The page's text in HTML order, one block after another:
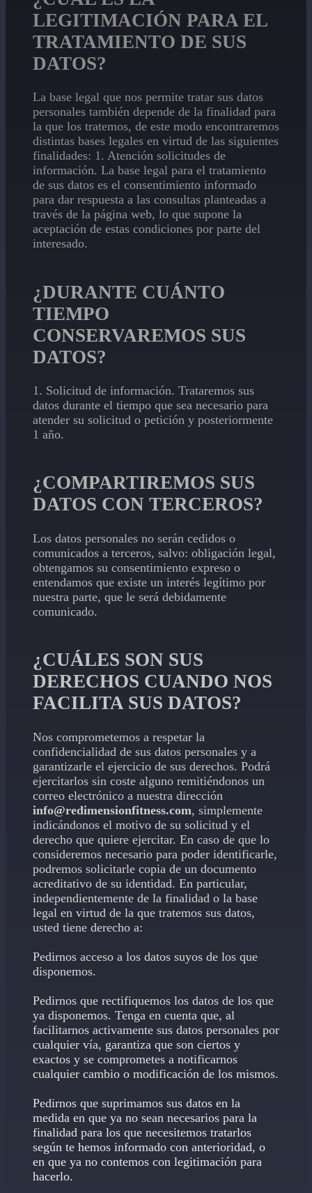
LEGITIMACIÓN PARA EL
TRATAMIENTO DE SUS
DATOS?
La base legal que nos permite tratar sus datos
personales también depende de la finalidad para
la que los tratemos, de este modo encontraremos
distintas bases legales en virtud de las siguientes
finalidades: 1. Atención solicitudes de
información. La base legal para el tratamiento
de sus datos es el consentimiento informado
para dar respuesta a las consultas planteadas a
través de la página web, lo que supone la
aceptación de estas condiciones por parte del
interesado.​
¿DURANTE CUÁNTO
TIEMPO
CONSERVAREMOS SUS
DATOS?
1. Solicitud de información. Trataremos sus
datos durante el tiempo que sea necesario para
atender su solicitud o petición y posteriormente
1 año.
¿COMPARTIREMOS SUS
DATOS CON TERCEROS?
Los datos personales no serán cedidos o
comunicados a terceros, salvo: obligación legal,
obtengamos su consentimiento expreso o
entendamos que existe un interés legítimo por
nuestra parte, que le será debidamente
comunicado.
¿CUÁLES SON SUS
DERECHOS CUANDO NOS
FACILITA SUS DATOS?
Nos comprometemos a respetar la
confidencialidad de sus datos personales y a
garantizarle el ejercicio de sus derechos. Podrá
ejercitarlos sin coste alguno remitiéndonos un
correo electrónico a nuestra dirección
info@redimensionfitness.com, simplemente
indicándonos el motivo de su solicitud y el
derecho que quiere ejercitar. En caso de que lo
consideremos necesario para poder identificarle,
podremos solicitarle copia de un documento
acreditativo de su identidad. En particular,
independientemente de la finalidad o la base
legal en virtud de la que tratemos sus datos,
usted tiene derecho a:
Pedirnos acceso a los datos suyos de los que
disponemos.
Pedirnos que rectifiquemos los datos de los que
ya disponemos. Tenga en cuenta que, al
facilitarnos activamente sus datos personales por
cualquier vía, garantiza que son ciertos y
exactos y se comprometes a notificarnos
cualquier cambio o modificación de los mismos.
Pedirnos que suprimamos sus datos en la
medida en que ya no sean necesarios para la
finalidad para los que necesitemos tratarlos
según te hemos informado con anterioridad, o
en que ya no contemos con legitimación para
hacerlo.